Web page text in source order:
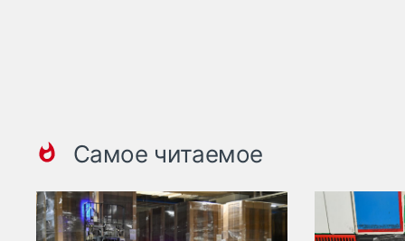
Самое читаемое